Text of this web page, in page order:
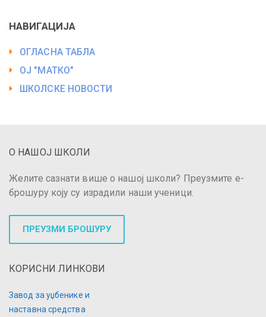
НАВИГАЦИЈА
ОГЛАСНА ТАБЛА
ОЈ "МАТКО"
ШКОЛСКЕ НОВОСТИ
О НАШОЈ ШКОЛИ
Желите сазнати више о нашој школи? Преузмите е-
брошуру коју су израдили наши ученици.
ПРЕУЗМИ БРОШУРУ
КОРИСНИ ЛИНКОВИ
Завод за уџбенике и
наставна средства